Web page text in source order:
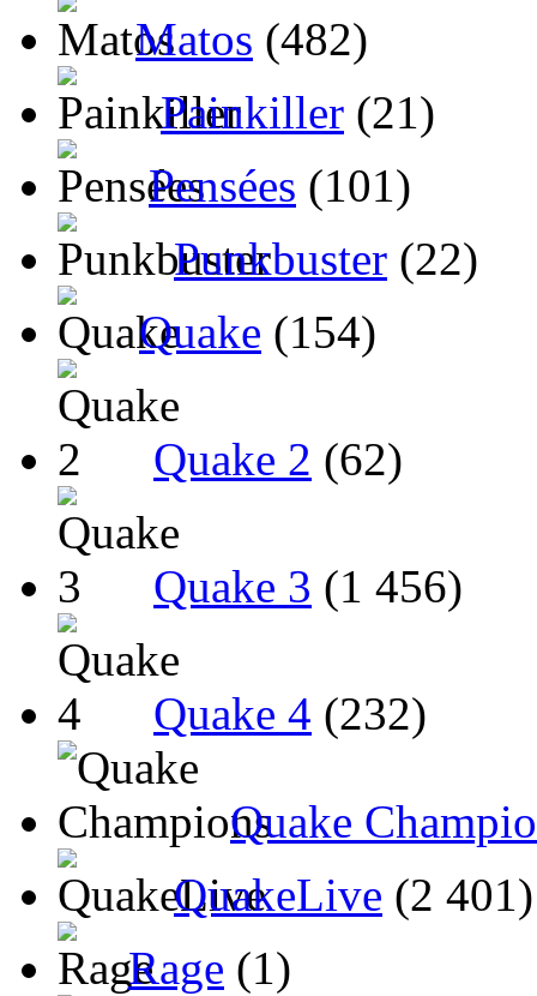
Matos (482)
Painkiller (21)
Pensées (101)
Punkbuster (22)
Quake (154)
Quake 2 (62)
Quake 3 (1 456)
Quake 4 (232)
Quake
QuakeLive (2 401)
Rage (1)